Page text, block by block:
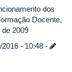
dos
Docente,
2009
2016 - 10:48 -